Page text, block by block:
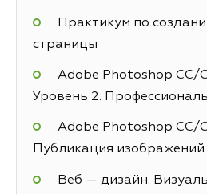
Практикум по
страницы
Adobe Photoshop СС/
Уровень 2.
Adobe Photoshop СС/
Публикация изображений
Веб — дизайн.